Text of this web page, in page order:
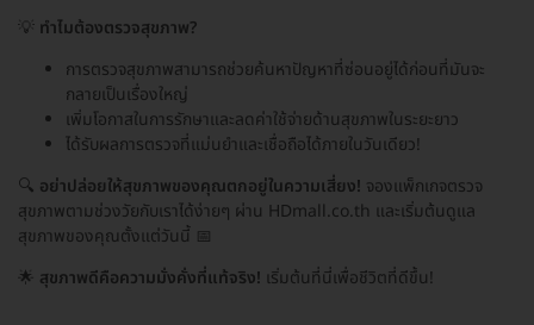
💡 ทำไมต้องตรวจสุขภาพ?
การตรวจสุขภาพสามารถช่วยค้นหาปัญหาที่ซ่อนอยู่ได้ก่อนที่มันจะ
กลายเป็นเรื่องใหญ่
เพิ่มโอกาสในการรักษาและลดค่าใช้จ่ายด้านสุขภาพในระยะยาว
ได้รับผลการตรวจที่แม่นยำและเชื่อถือได้ภายในวันเดียว!
🔍 อย่าปล่อยให้สุขภาพของคุณตกอยู่ในความเสี่ยง! จองแพ็กเกจตรวจ
สุขภาพตามช่วงวัยกับเราได้ง่ายๆ ผ่าน HDmall.co.th และเริ่มต้นดูแล
สุขภาพของคุณตั้งแต่วันนี้ 📅
🌟 สุขภาพดีคือความมั่งคั่งที่แท้จริง! เริ่มต้นที่นี่เพื่อชีวิตที่ดีขึ้น!